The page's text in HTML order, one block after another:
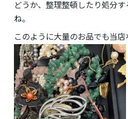
どうか、整理整頓したり処分
ね。
このように大量のお品でも当店